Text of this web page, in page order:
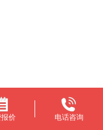
价 电话咨询